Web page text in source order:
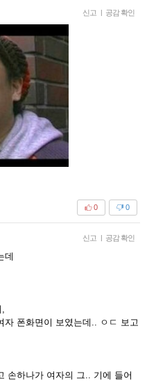
신고 | 공감 확인
0
0
신고 | 공감 확인
데
폰화면이 보였는데.. ㅇㄷ 보고
손하나가 여자의 그.. 기에 들어